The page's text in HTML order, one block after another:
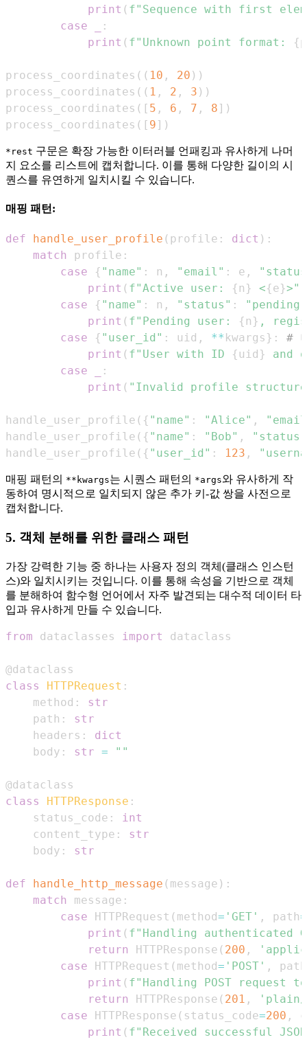
print ( f"Sequence with first
case
:
print ( f"Unknown point format: {
process_coordinates ( ( 10 , 20 ) )
process_coordinates ( ( 1 , 2 , 3 ) )
process_coordinates ( [ 5 , 6 , 7 , 8 ] )
process_coordinates ( [ 9 ] )
*rest 구문은 확장 가능한 이터러블 언패킹과 유사하게 나머
지 요소를 리스트에 캡처합니다. 이를 통해 다양한 길이의 시
퀀스를 유연하게 일치시킬 수 있습니다.
매핑 패턴:
def handle_user_profile ( profile : dict ) :
match
profile :
case
{ "name" : n , "email" : e ,
print ( f"Active user: {n } <{e}>"
case
{ "name" : n , "status" :
"pending"
print ( f"Pending user: {n } ,
case
{ "user_id" : uid , ** kwargs } :
#
print ( f"User with ID {uid }
and
case
:
print ( "Invalid profile
handle_user_profile ( { "name" : "Alice" ,
handle_user_profile ( { "name" : "Bob" ,
"status"
handle_user_profile ( { "user_id" : 123 ,
매핑 패턴의 **kwargs는 시퀀스 패턴의 *args와 유사하게 작
동하여 명시적으로 일치되지 않은 추가 키-값 쌍을 사전으로
캡처합니다.
5. 객체 분해를 위한 클래스 패턴
가장 강력한 기능 중 하나는 사용자 정의 객체(클래스 인스턴
스)와 일치시키는 것입니다. 이를 통해 속성을 기반으로 객체
를 분해하여 함수형 언어에서 자주 발견되는 대수적 데이터 타
입과 유사하게 만들 수 있습니다.
from dataclasses import
@dataclass
class
HTTPRequest :
    method
:
str
    path
:
str
    headers
:
dict
    body
: str = ""
@dataclass
class
HTTPResponse :
    status_code
:
int
    content_type
:
str
    body
: str
def handle_http_message ( message ) :
match
message :
case HTTPRequest ( method= 'GET' , path=
print ( f"Handling authenticated
return
HTTPResponse ( 200 ,
case HTTPRequest ( method= 'POST' ,
path
print ( f"Handling POST request
return
HTTPResponse ( 201 ,
case HTTPResponse ( status_code=200 ,
print ( f"Received successful